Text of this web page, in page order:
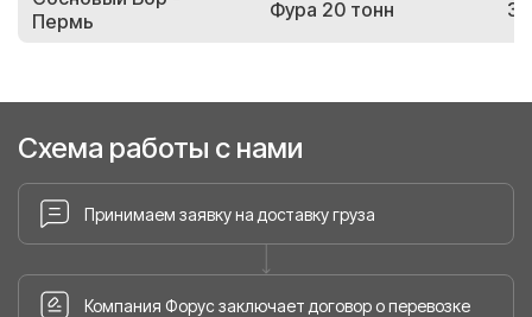
Пермь
Фура 20 тонн
Схема работы с нами
Принимаем заявку на доставку груза
Компания Форус заключает договор о перевозке